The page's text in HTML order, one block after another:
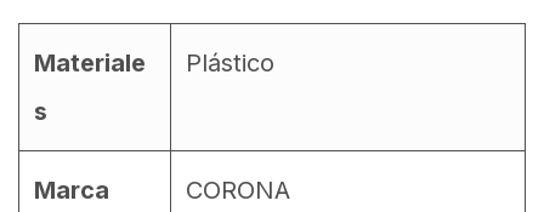
Materiale
s
Plástico
Marca CORONA